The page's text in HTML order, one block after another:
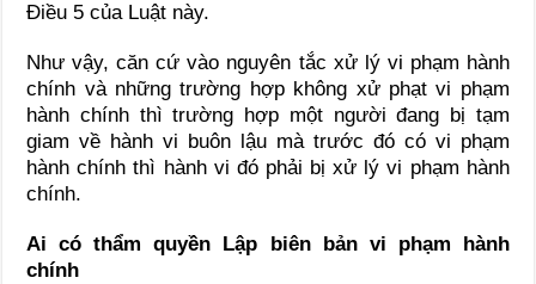
Điều 5 của Luật này.
Như vậy, căn cứ vào nguyên tắc xử lý vi phạm hành
chính và những trường hợp không xử phạt vi phạm
hành chính thì trường hợp một người đang bị tạm
giam về hành vi buôn lậu mà trước đó có vi phạm
hành chính thì hành vi đó phải bị xử lý vi phạm hành
chính.
Ai có thẩm quyền Lập biên bản vi phạm hành
chính